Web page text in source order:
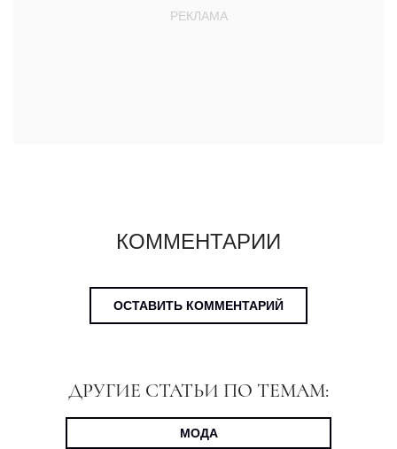
КОММЕНТАРИИ
ОСТАВИТЬ КОММЕНТАРИЙ
ДРУГИЕ СТАТЬИ ПО ТЕМАМ:
МОДА